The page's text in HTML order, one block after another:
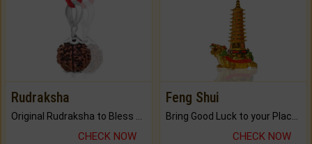
Rudraksha
CHECK NOW
Feng Shui
CHECK NOW